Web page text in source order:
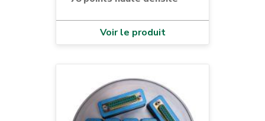
Voir le produit